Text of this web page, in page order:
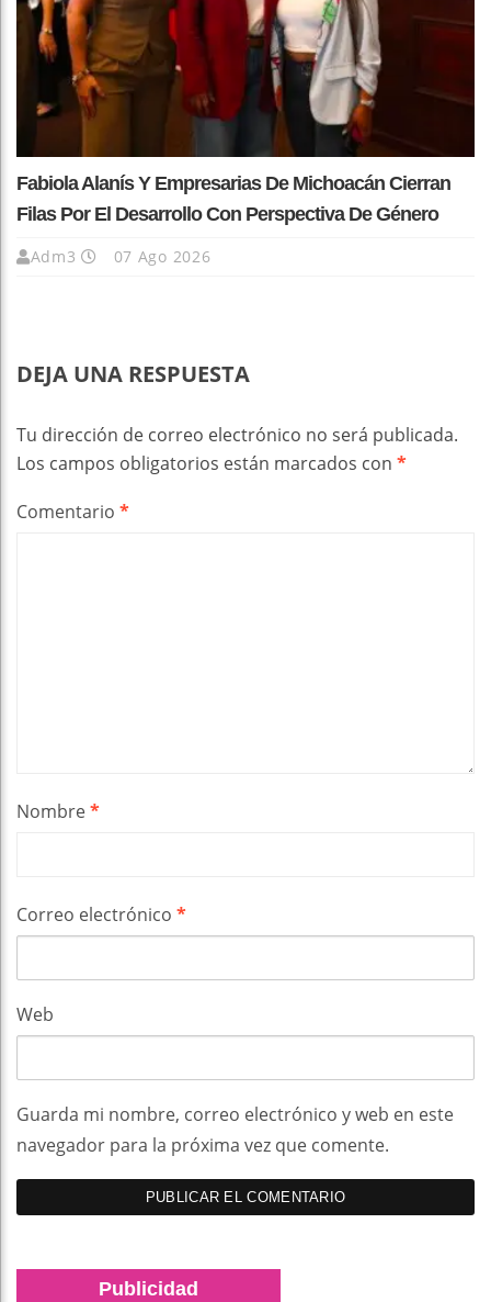
Fabiola Alanís Y Empresarias De Michoacán Cierran
Filas Por El Desarrollo Con Perspectiva De Género
Adm3 07 Ago 2026
DEJA UNA RESPUESTA
Tu dirección de correo electrónico no será publicada.
Los campos obligatorios están marcados con *
Comentario *
Nombre*
Correo electrónico *
Web
Guarda mi nombre, correo electrónico y web en este
navegador para la próxima vez que comente.
Publicidad